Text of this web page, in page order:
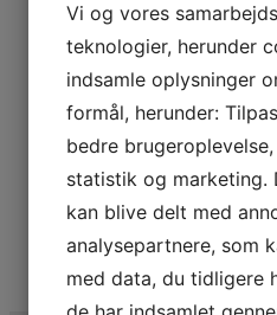
Vi og vores
teknologier, herunder
indsamle oplysninger
formål, herunder:
bedre
statistik og marketing.
kan blive delt med
analysepartnere, som
med data, du tidligere